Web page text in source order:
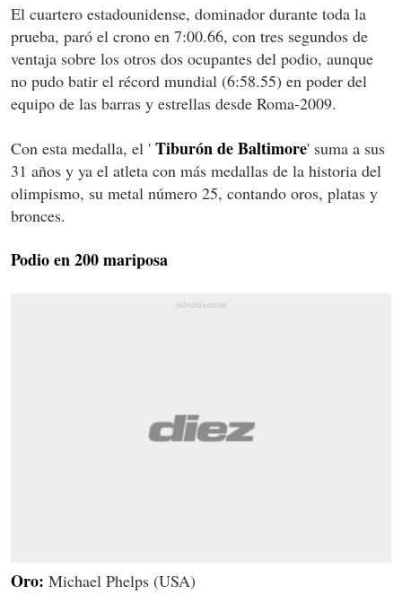
El cuartero estadounidense, dominador durante toda la
prueba, paró el crono en 7:00.66, con tres segundos de
ventaja sobre los otros dos ocupantes del podio, aunque
no pudo batir el récord mundial (6:58.55) en poder del
equipo de las barras y estrellas desde Roma-2009.
Con esta medalla, el ' Tiburón de Baltimore' suma a sus
31 años y ya el atleta con más medallas de la historia del
olimpismo, su metal número 25, contando oros, platas y
bronces.
Podio en 200 mariposa
Oro: Michael Phelps (USA)